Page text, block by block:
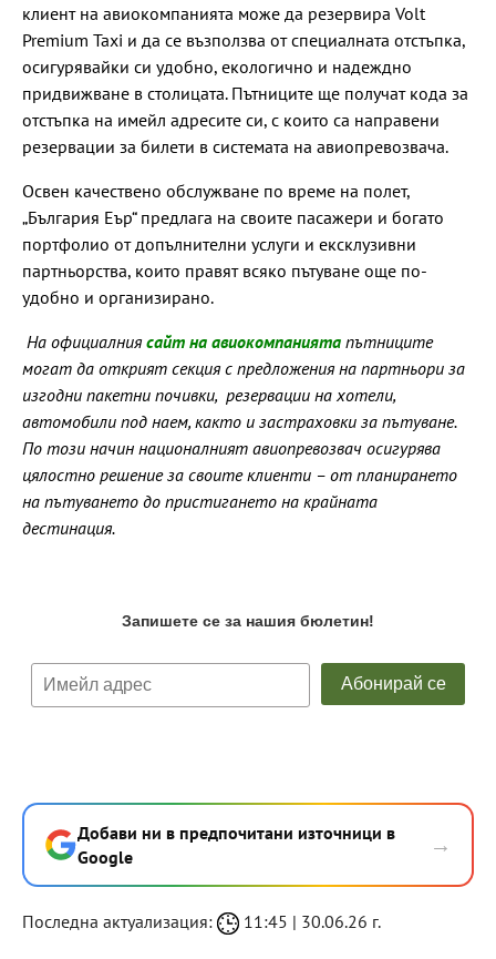
клиент на авиокомпанията може да резервира Volt
Premium Taxi и да се възползва от специалната отстъпка,
осигурявайки си удобно, екологично и надеждно
придвижване в столицата. Пътниците ще получат кода за
отстъпка на имейл адресите си, с които са направени
резервации за билети в системата на авиопревозвача.
Освен качествено обслужване по време на полет,
„България Еър“ предлага на своите пасажери и богато
портфолио от допълнителни услуги и ексклузивни
партньорства, които правят всяко пътуване още по-
удобно и организирано.
На официалниясайт на авиокомпанията пътниците
могат да открият секция с предложения на партньори за
изгодни пакетни почивки, резервации на хотели,
автомобили под наем, както и застраховки за пътуване.
По този начин националният авиопревозвач осигурява
цялостно решение за своите клиенти – от планирането
на пътуването до пристигането на крайната
дестинация.
Добави ни в предпочитани източници в
Google
→
Последна актуализация: 11:45 | 30.06.26 г.